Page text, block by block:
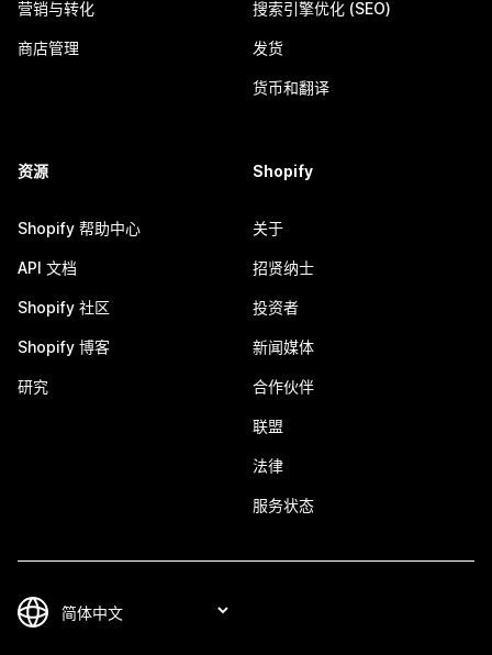
营销与转化
商店管理
搜索引擎优化 (SEO)
发货
货币和翻译
资源
Shopify 帮助中心
API 文档
Shopify 社区
Shopify 博客
研究
Shopify
关于
招贤纳士
投资者
新闻媒体
合作伙伴
联盟
法律
服务状态